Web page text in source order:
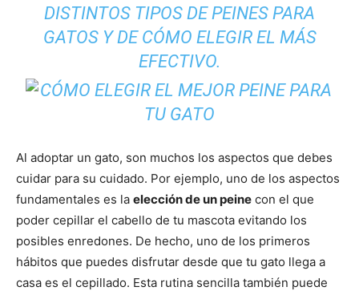
Fotos
–
Gatos
DISTINTOS TIPOS DE PEINES PARA
GATOS Y DE CÓMO ELEGIR EL MÁS
EFECTIVO.
Al adoptar un gato, son muchos los aspectos que debes
cuidar para su cuidado. Por ejemplo, uno de los aspectos
fundamentales es la elección de un peine con el que
poder cepillar el cabello de tu mascota evitando los
posibles enredones. De hecho, uno de los primeros
hábitos que puedes disfrutar desde que tu gato llega a
casa es el cepillado. Esta rutina sencilla también puede